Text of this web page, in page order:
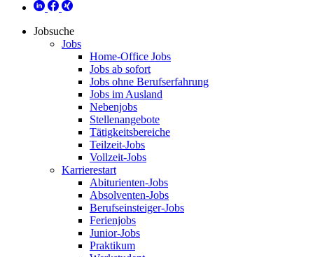
Jobsuche
Jobs
Home-Office Jobs
Jobs ab sofort
Jobs ohne Berufserfahrung
Jobs im Ausland
Nebenjobs
Stellenangebote
Tätigkeitsbereiche
Teilzeit-Jobs
Vollzeit-Jobs
Karrierestart
Abiturienten-Jobs
Absolventen-Jobs
Berufseinsteiger-Jobs
Ferienjobs
Junior-Jobs
Praktikum